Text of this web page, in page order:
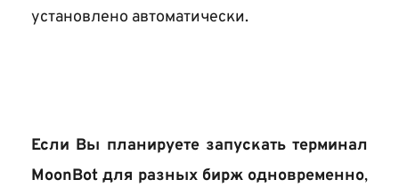
установлено автоматически.
Если Вы планируете запускать терминал
MoonBot для разных бирж одновременно,